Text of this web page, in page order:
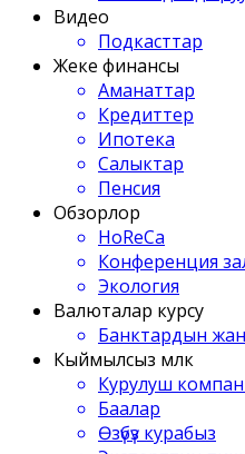
Видео
Подкасттар
Жеке финансы
Аманаттар
Кредиттер
Ипотека
Салыктар
Пенсия
Обзорлор
HoReCa
Конференция
Экология
Валюталар курсу
Банктардын
Кыймылсыз мүлк
Курулуш
Баалар
Өзүбүз курабыз